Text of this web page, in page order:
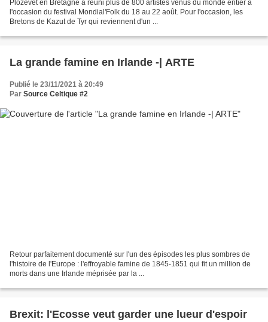
Plozévet en Bretagne a réuni plus de 800 artistes venus du monde entier à
l'occasion du festival Mondial'Folk du 18 au 22 août. Pour l'occasion, les
Bretons de Kazut de Tyr qui reviennent d'un ...
La grande famine en Irlande -| ARTE
Publié le 23/11/2021 à 20:49
Par Source Celtique #2
Retour parfaitement documenté sur l'un des épisodes les plus sombres de
l'histoire de l'Europe : l'effroyable famine de 1845-1851 qui fit un million de
morts dans une Irlande méprisée par la ...
Brexit: l'Ecosse veut garder une lueur d'espoir